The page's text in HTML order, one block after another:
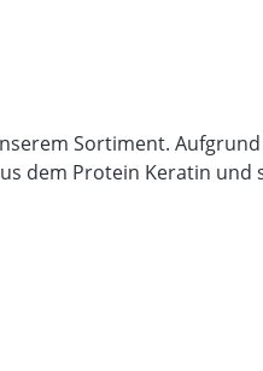
Sortiment.
dem Protein Keratin und